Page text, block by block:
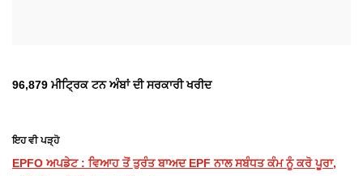
96,879 ਮੀਟ੍ਰਿਕ ਟਨ ਅੰਬਾਂ ਦੀ ਸਰਕਾਰੀ ਖਰੀਦ
ਇਹ ਵੀ ਪੜ੍ਹੋ
EPFO ਅਪਡੇਟ : ਵਿਆਹ ਤੋਂ ਤੁਰੰਤ ਬਾਅਦ EPF ਨਾਲ ਸਬੰਧਤ ਕੰਮ ਨੂੰ ਕਰੋ ਪੂਰਾ,